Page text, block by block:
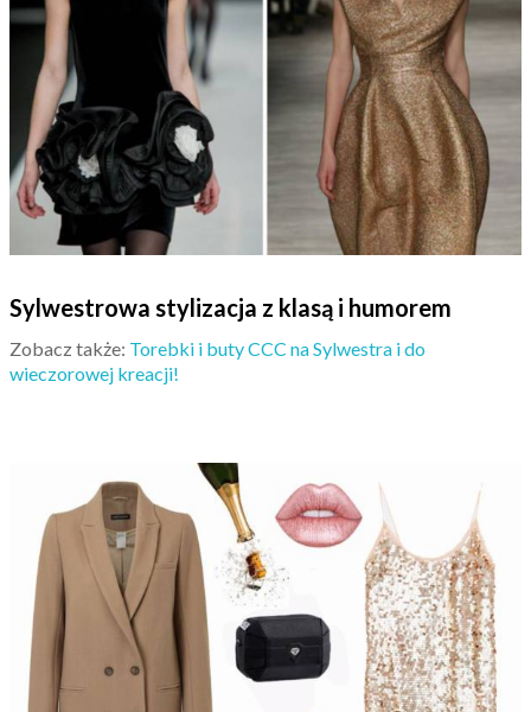
Sylwestrowa stylizacja z klasą i humorem
Zobacz także: Torebki i buty CCC na Sylwestra i do
wieczorowej kreacji!